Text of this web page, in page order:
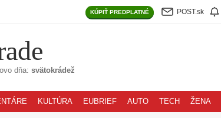
KÚPIŤ PREDPLATNÉ POST.sk
dňa: svätokrádež
KULTÚRA EUBRIEF AUTO TECH ŽENA